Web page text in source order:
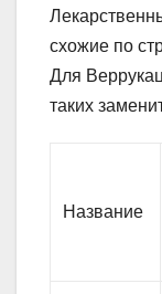
схожие по
Для
таких
Название